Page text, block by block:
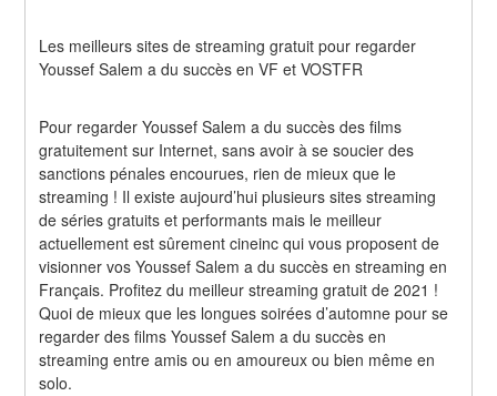
Les meilleurs sites de streaming gratuit pour regarder
Youssef Salem a du succès en VF et VOSTFR
Pour regarder Youssef Salem a du succès des films
gratuitement sur Internet, sans avoir à se soucier des
sanctions pénales encourues, rien de mieux que le
streaming ! Il existe aujourd’hui plusieurs sites streaming
de séries gratuits et performants mais le meilleur
actuellement est sûrement cineinc qui vous proposent de
visionner vos Youssef Salem a du succès en streaming en
Français. Profitez du meilleur streaming gratuit de 2021 !
Quoi de mieux que les longues soirées d’automne pour se
regarder des films Youssef Salem a du succès en
streaming entre amis ou en amoureux ou bien même en
solo.